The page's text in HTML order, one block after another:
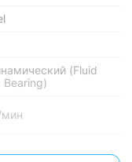
(Fluid
Bearing)
мин